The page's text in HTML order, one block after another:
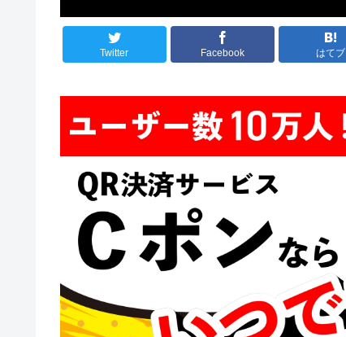
Twitter Facebook はてブ